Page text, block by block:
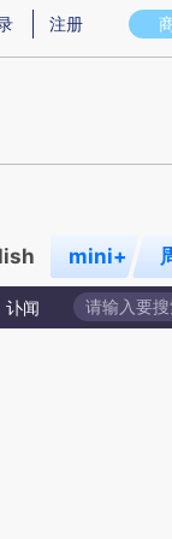
实意图存在偏差。不
注册
mini+
讣闻